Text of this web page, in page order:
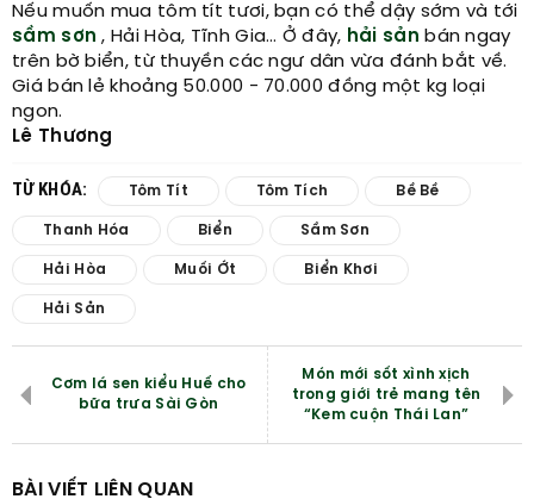
Nếu muốn mua tôm tít tươi, bạn có thể dậy sớm và tới
sầm sơn , Hải Hòa, Tĩnh Gia… Ở đây, hải sản bán ngay
trên bờ biển, từ thuyền các ngư dân vừa đánh bắt về.
Giá bán lẻ khoảng 50.000 - 70.000 đồng một kg loại
ngon.
Lê Thương
TỪ KHÓA: Tôm Tít Tôm Tích Bề Bề
Thanh Hóa Biển Sầm Sơn
Hải Hòa Muối Ớt Biển Khơi
Hải Sản
Cơm lá sen kiểu Huế cho
bữa trưa Sài Gòn
Món mới sốt xình xịch
trong giới trẻ mang tên
“Kem cuộn Thái Lan”
BÀI VIẾT LIÊN QUAN